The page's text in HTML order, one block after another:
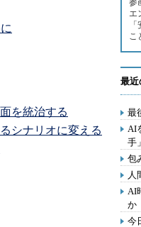
を統治する
シナリオに変える
参
エ
こ
最近
最
AI
手
包
人
AI
か
今